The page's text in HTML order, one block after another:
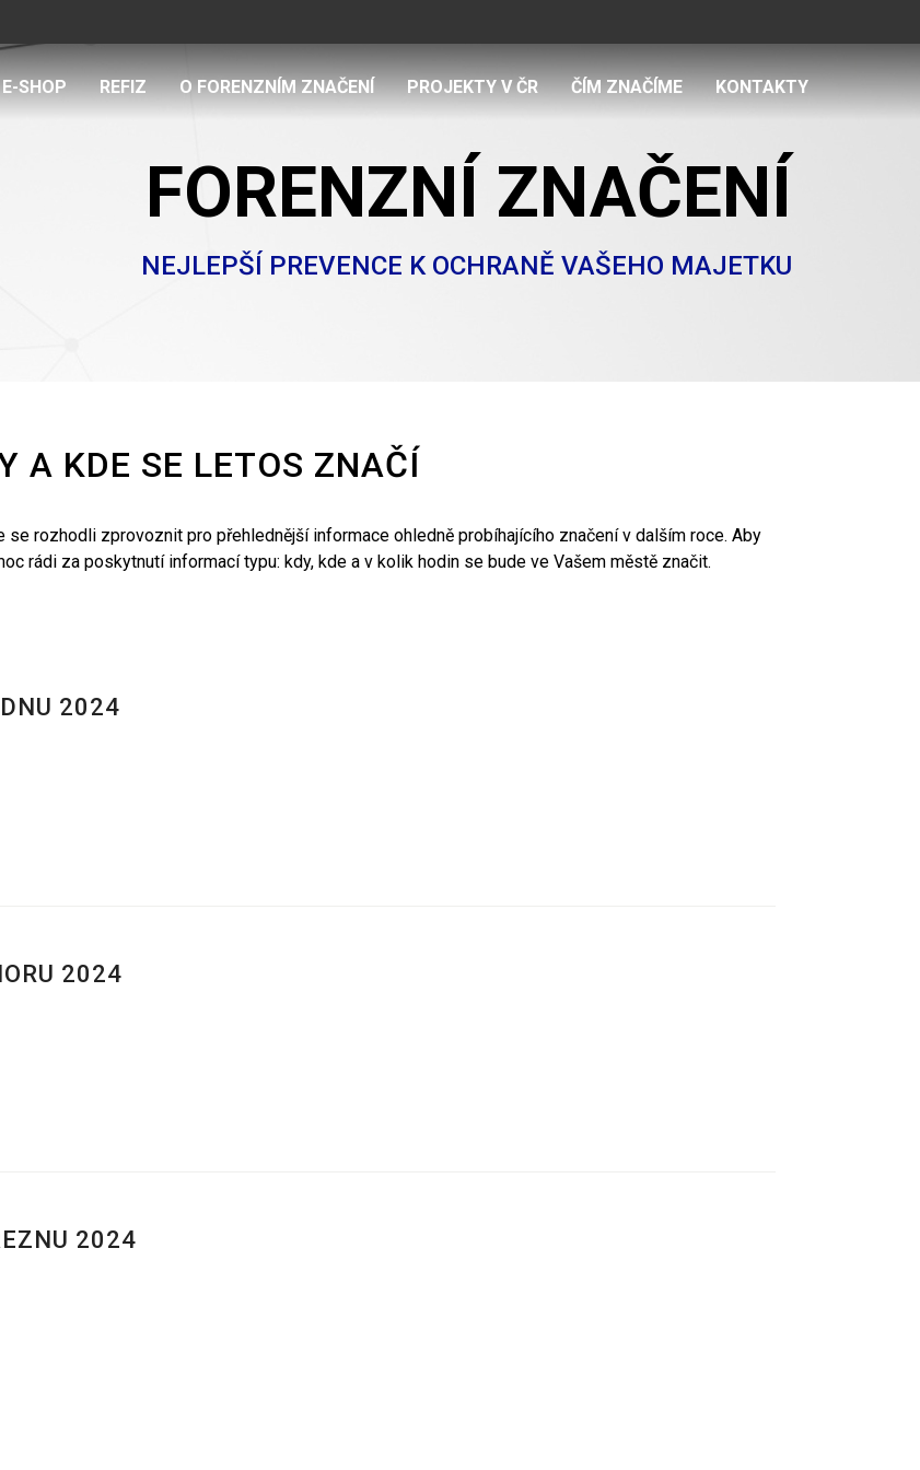
E-SHOP REFIZ O FORENZNÍM ZNAČENÍ PROJEKTY V ČR ČÍM ZNAČÍME KONTAKTY
FORENZNÍ ZNAČENÍ
NEJLEPŠÍ PREVENCE K OCHRANĚ VAŠEHO MAJETKU
A KDE SE LETOS ZNAČÍ
se rozhodli zprovoznit pro přehlednější informace ohledně probíhajícího značení v dalším roce. Aby
rádi za poskytnutí informací typu: kdy, kde a v kolik hodin se bude ve Vašem městě značit.
2024
2024
2024